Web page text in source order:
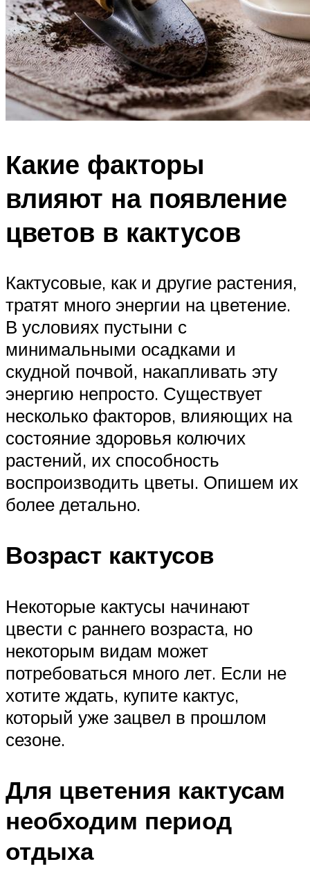
Какие факторы
влияют на появление
цветов в кактусов
Кактусовые, как и другие растения,
тратят много энергии на цветение.
В условиях пустыни с
минимальными осадками и
скудной почвой, накапливать эту
энергию непросто. Существует
несколько факторов, влияющих на
состояние здоровья колючих
растений, их способность
воспроизводить цветы. Опишем их
более детально.
Возраст кактусов
Некоторые кактусы начинают
цвести с раннего возраста, но
некоторым видам может
потребоваться много лет. Если не
хотите ждать, купите кактус,
который уже зацвел в прошлом
сезоне.
Для цветения кактусам
необходим период
отдыха